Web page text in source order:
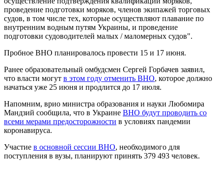
проведение подготовки моряков, членов экипажей торговых
судов, в том числе тех, которые осуществляют плавание по
внутренним водным путям Украины, и проведение
подготовки судоводителей малых / маломерных судов".
Пробное ВНО планировалось провести 15 и 17 июня.
Ранее образовательный омбудсмен Сергей Горбачев заявил,
что власти могут в этом году отменить ВНО, которое должно
начаться уже 25 июня и продлится до 17 июля.
Напомним, врио министра образования и науки Любомира
Мандзий сообщила, что в Украине ВНО будут проводить со
всеми мерами предосторожности в условиях пандемии
коронавируса.
Участие в основной сессии ВНО, необходимого для
поступления в вузы, планируют принять 379 493 человек.